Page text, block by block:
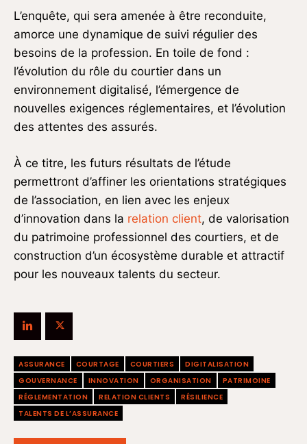
L’enquête, qui sera amenée à être reconduite,
amorce une dynamique de suivi régulier des
besoins de la profession. En toile de fond :
l’évolution du rôle du courtier dans un
environnement digitalisé, l’émergence de
nouvelles exigences réglementaires, et l’évolution
des attentes des assurés.
À ce titre, les futurs résultats de l’étude
permettront d’affiner les orientations stratégiques
de l’association, en lien avec les enjeux
d’innovation dans la relation client, de valorisation
du patrimoine professionnel des courtiers, et de
construction d’un écosystème durable et attractif
pour les nouveaux talents du secteur.
ASSURANCE COURTAGE COURTIERS
DIGITALISATION
GOUVERNANCE
INNOVATION ORGANISATION
PATRIMOINE
RÉGLEMENTATION
RELATION CLIENTS
RÉSILIENCE
TALENTS DE L’ASSURANCE